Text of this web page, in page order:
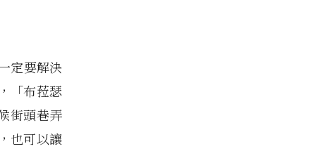
定要解決
「布菈瑟
街頭巷弄
也可以讓